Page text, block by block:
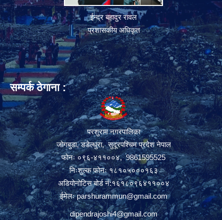
ईन्द्र बहादुर रावल
प्रशासकीय अधिकृत
सम्पर्क ठेगाना :
परशुराम नगरपालिका
जोगबुडा, डडेल्धुरा, सुदूरपश्चिम प्रदेश नेपाल
फोनः ०९६-४११००४, 9861595525
निःशुल्क फोनः १८१०५०००१६३
अडियोनोटिस बोर्ड नं:१६१८०९६४११००४
ईमेलःparshurammun@gmail.com
dipendrajoshi4@gmail.com